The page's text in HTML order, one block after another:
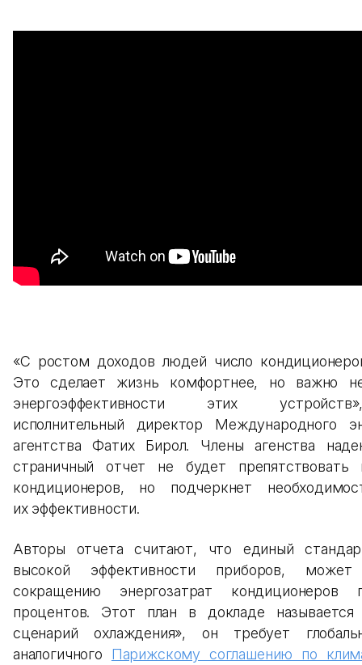
«С ростом доходов людей число
Это сделает жизнь комфортнее, но важно
энергоэффективности этих
исполнительный директор Международного
агентства Фатих Бирол. Члены агенства
страничный отчет не будет препятствовать
кондиционеров, но подчеркнет
их эффективности.
Авторы отчета считают, что единый
высокой эффективности приборов,
сокращению энергозатрат
процентов. Этот план в докладе называется
сценарий охлаждения», он требует
аналогичного Парижскому соглашению по